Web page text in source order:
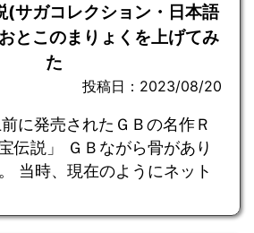
(サガコレクション・日本語
とこのまりょくを上げてみ
た
投稿日：2023/08/20
に発売されたＧＢの名作Ｒ
伝説」 ＧＢながら骨があり
当時、現在のようにネット